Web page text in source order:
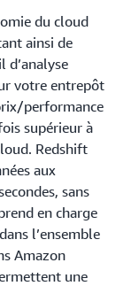
du cloud
ainsi de
d’analyse
votre entrepôt
performance
supérieur à
Redshift
aux
sans
en charge
l’ensemble
Amazon
une